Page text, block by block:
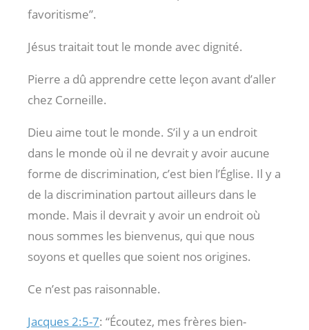
favoritisme”.
Jésus traitait tout le monde avec dignité.
Pierre a dû apprendre cette leçon avant d’aller
chez Corneille.
Dieu aime tout le monde. S’il y a un endroit
dans le monde où il ne devrait y avoir aucune
forme de discrimination, c’est bien l’Église. Il y a
de la discrimination partout ailleurs dans le
monde. Mais il devrait y avoir un endroit où
nous sommes les bienvenus, qui que nous
soyons et quelles que soient nos origines.
Ce n’est pas raisonnable.
Jacques 2:5-7: “Écoutez, mes frères bien-